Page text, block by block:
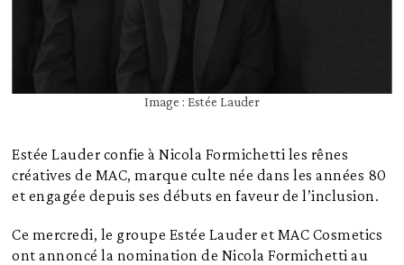
Image : Estée Lauder
Estée Lauder confie à Nicola Formichetti les rênes
créatives de MAC, marque culte née dans les années 80
et engagée depuis ses débuts en faveur de l’inclusion.
Ce mercredi, le groupe Estée Lauder et MAC Cosmetics
ont annoncé la nomination de Nicola Formichetti au